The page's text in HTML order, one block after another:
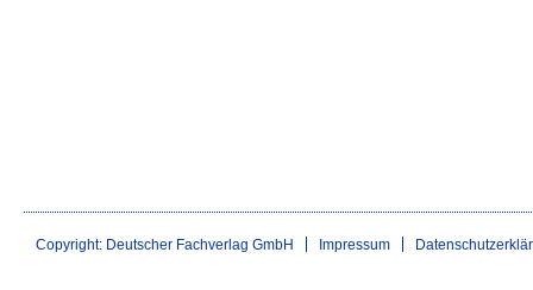
Copyright: Deutscher Fachverlag GmbH Impressum